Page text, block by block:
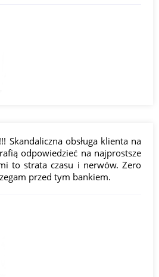
Skandaliczna obsługa klienta na
odpowiedzieć na najprostsze
to strata czasu i nerwów. Zero
przed tym bankiem.